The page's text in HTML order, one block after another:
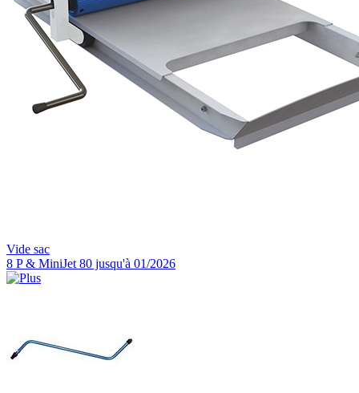
Vide sac
8 P & MiniJet 80 jusqu'à 01/2026